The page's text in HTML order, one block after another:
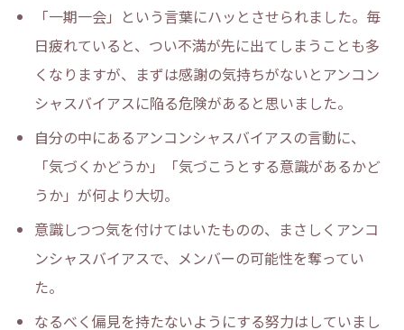
「一期一会」という言葉にハッとさせられました。毎
日疲れていると、つい不満が先に出てしまうことも多
くなりますが、まずは感謝の気持ちがないとアンコン
シャスバイアスに陥る危険があると思いました。
自分の中にあるアンコンシャスバイアスの言動に、
「気づくかどうか」「気づこうとする意識があるかど
うか」が何より大切。
意識しつつ気を付けてはいたものの、まさしくアンコ
ンシャスバイアスで、メンバーの可能性を奪ってい
た。
なるべく偏見を持たないようにする努力はしていまし